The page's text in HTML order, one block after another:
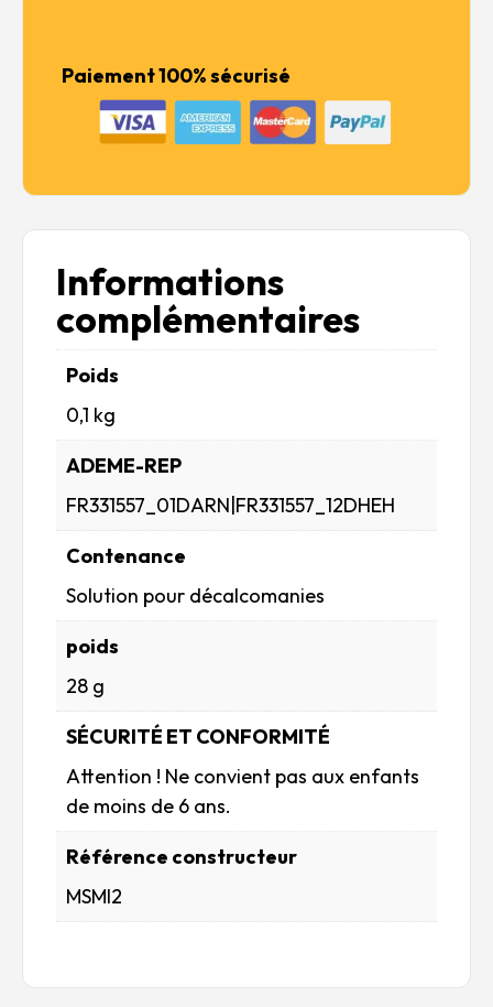
Paiement 100% sécurisé
Informations
complémentaires
Poids
0,1 kg
ADEME-REP
FR331557_01DARN|FR331557_12DHEH
Contenance
Solution pour décalcomanies
poids
28 g
SÉCURITÉ ET CONFORMITÉ
Attention ! Ne convient pas aux enfants
de moins de 6 ans.
Référence constructeur
MSMI2